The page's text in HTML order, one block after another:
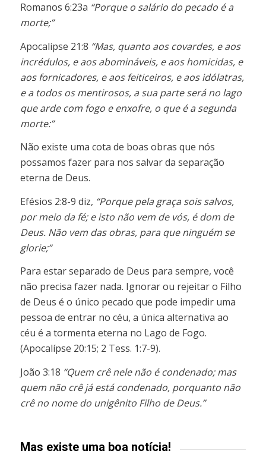
Romanos 6:23a “Porque o salário do pecado é a
morte;”
Apocalipse 21:8 “Mas, quanto aos covardes, e aos
incrédulos, e aos abomináveis, e aos homicidas, e
aos fornicadores, e aos feiticeiros, e aos idólatras,
e a todos os mentirosos, a sua parte será no lago
que arde com fogo e enxofre, o que é a segunda
morte:”
Não existe uma cota de boas obras que nós
possamos fazer para nos salvar da separação
eterna de Deus.
Efésios 2:8-9 diz, “Porque pela graça sois salvos,
por meio da fé; e isto não vem de vós, é dom de
Deus. Não vem das obras, para que ninguém se
glorie;”
Para estar separado de Deus para sempre, você
não precisa fazer nada. Ignorar ou rejeitar o Filho
de Deus é o único pecado que pode impedir uma
pessoa de entrar no céu, a única alternativa ao
céu é a tormenta eterna no Lago de Fogo.
(Apocalípse 20:15; 2 Tess. 1:7-9).
João 3:18 “Quem crê nele não é condenado; mas
quem não crê já está condenado, porquanto não
crê no nome do unigênito Filho de Deus.”
Mas existe uma boa notícia!